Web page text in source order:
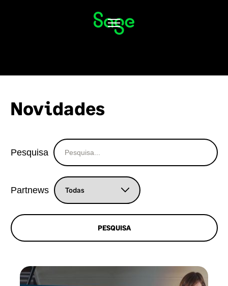
Alternar
navegação
Novidades
Pesquisa
Partnews